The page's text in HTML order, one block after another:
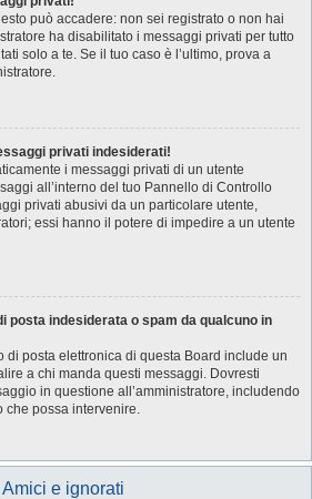
può accadere: non sei registrato o non hai
ha disabilitato i messaggi privati per tutto
solo a te. Se il tuo caso è l’ultimo, prova a
privati indesiderati!
i messaggi privati ​​di un utente
all’interno del tuo Pannello di Controllo
privati ​​abusivi da un particolare utente,
essi hanno il potere di impedire a un utente
posta indesiderata o spam da qualcuno in
di posta elettronica di questa Board include un
a chi manda questi messaggi. Dovresti
in questione all’amministratore, includendo
che possa intervenire.
Amici e ignorati